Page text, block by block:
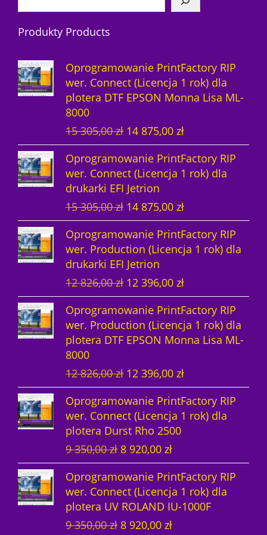
y
k
w
u
ó
w
d
u
t
ó
w
o
k
t
Produkty Products
Oprogramowanie PrintFactory RIP
wer. Connect (Licencja 1 rok) dla
plotera DTF EPSON Monna Lisa ML-
8000
15 305,00zł P
i
e
r
w
o
t
n
a
c
e
n
a
w
y
o
i
ł
:
1
5
3
0
14 875,00 złA
k
t
u
l
n
a
c
n
a
w
y
n
i
:
7
5
,
Oprogramowanie PrintFactory RIP
wer. Connect (Licencja 1 rok) dla
drukarki EFI Jetrion
15 305,00zł P
i
e
r
w
o
t
n
a
c
n
a
w
y
n
o
i
ł
14 875,00 złA
k
t
u
l
n
a
c
e
a
w
y
n
i
:
1
Oprogramowanie PrintFactory RIP
wer. Production (Licencja 1 rok) dla
drukarki EFI Jetrion
12 826,00zł P
i
e
r
w
t
n
a
c
e
n
a
w
y
n
o
12 396,00 złA
k
t
u
a
n
a
c
e
w
y
n
o
Oprogramowanie PrintFactory RIP
wer. Production (Licencja 1 rok) dla
plotera DTF EPSON Monna Lisa ML-
8000
12 826,00zł P
i
e
r
w
o
t
n
a
c
e
12 396,00 złA
k
t
u
n
a
c
e
Oprogramowanie PrintFactory RIP
wer. Connect (Licencja 1 rok) dla
plotera Durst Rho 2500
9 350,00zł P
i
e
r
w
o
8 920,00 złA
k
t
u
a
l
Oprogramowanie PrintFactory RIP
wer. Connect (Licencja 1 rok) dla
plotera UV ROLAND IU-1000F
9 350,00zł P
8 920,00 złA